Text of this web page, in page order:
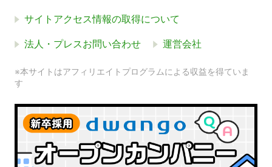
サイトアクセス情報の取得について
法人・プレスお問い合わせ 運営会社
※本サイトはアフィリエイトプログラムによる収益を得ていま
す